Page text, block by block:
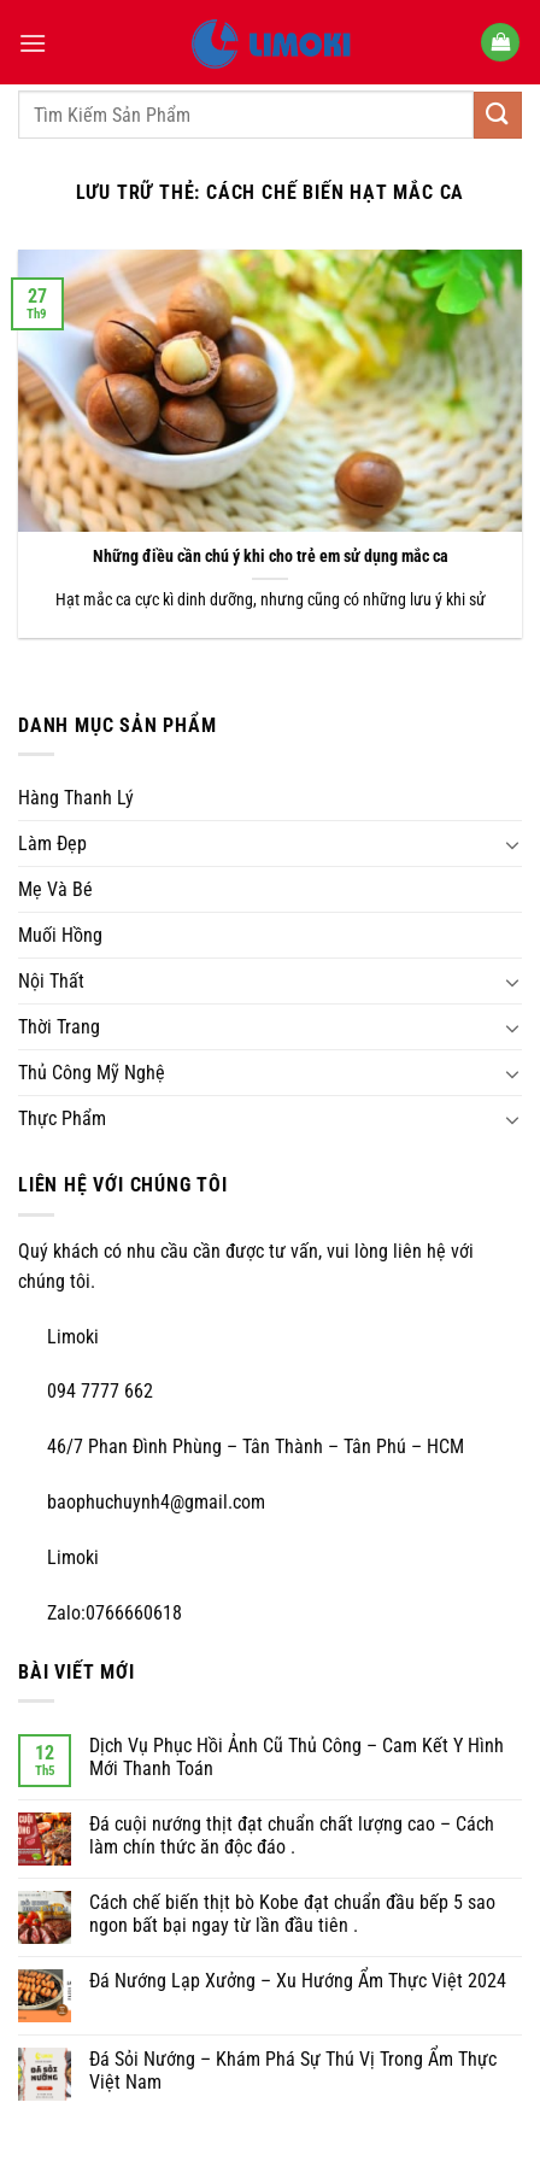
qua
dungTìm
LƯU TRỮ THẺ:CÁCH CHẾ BIẾN HẠT MẮC CA
Những điều cần chú ý khi cho trẻ em sử dụng mắc ca
Hạt mắc ca cực kì dinh dưỡng, nhưng cũng có những lưu ý khi sử
27
Th9
DANH MỤC SẢN PHẨM
Hàng Thanh Lý
Làm Đẹp
Mẹ Và Bé
Muối Hồng
Nội Thất
Thời Trang
Thủ Công Mỹ Nghệ
Thực Phẩm
LIÊN HỆ VỚI CHÚNG TÔI
Quý khách có nhu cầu cần được tư vấn, vui lòng liên hệ với
chúng tôi.
Limoki
094 7777 662
46/7 Phan Đình Phùng – Tân Thành – Tân Phú – HCM
baophuchuynh4@gmail.com
Limoki
Zalo:0766660618
BÀI VIẾT MỚI
12
Th5
Dịch Vụ Phục Hồi Ảnh Cũ Thủ Công – Cam Kết Y Hình
Mới Thanh Toán
Đá cuội nướng thịt đạt chuẩn chất lượng cao – Cách
làm chín thức ăn độc đáo .
Cách chế biến thịt bò Kobe đạt chuẩn đầu bếp 5 sao
ngon bất bại ngay từ lần đầu tiên .
Đá Nướng Lạp Xưởng – Xu Hướng Ẩm Thực Việt 2024
Đá Sỏi Nướng – Khám Phá Sự Thú Vị Trong Ẩm Thực
Việt Nam